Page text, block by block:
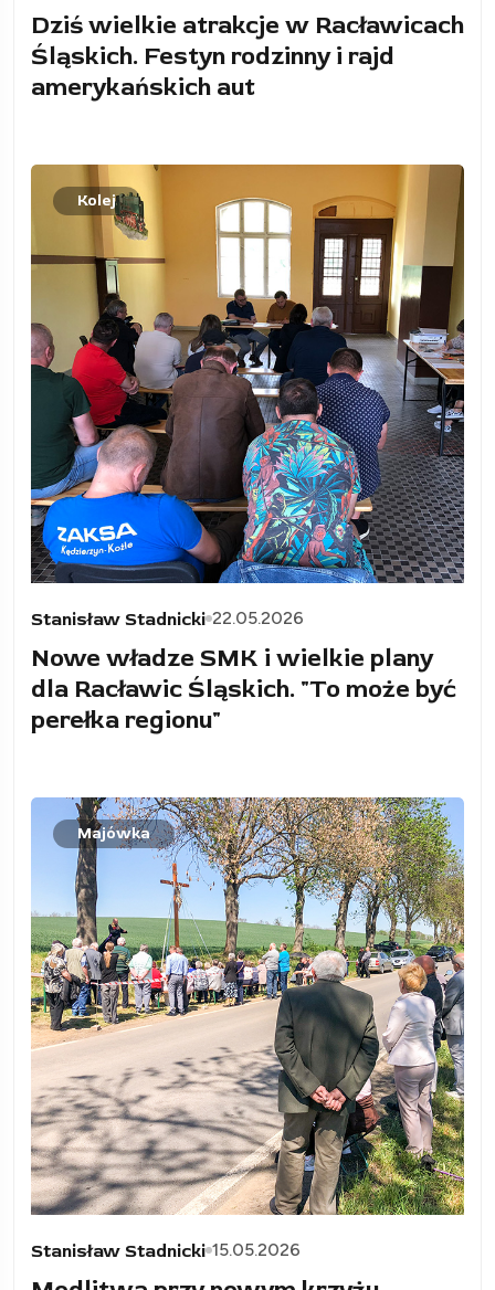
Dziś wielkie atrakcje w Racławicach
Śląskich. Festyn rodzinny i rajd
amerykańskich aut
Kolej
Stanisław Stadnicki 22.05.2026
Nowe władze SMK i wielkie plany
dla Racławic Śląskich. "To może być
perełka regionu"
Majówka
Stanisław Stadnicki 15.05.2026